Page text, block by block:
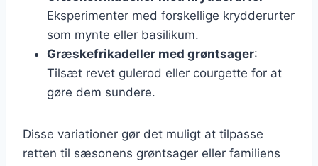
Eksperimenter med forskellige krydderurter
som mynte eller basilikum.
Græskefrikadeller med grøntsager:
Tilsæt revet gulerod eller courgette for at
gøre dem sundere.
Disse variationer gør det muligt at tilpasse
retten til sæsonens grøntsager eller familiens